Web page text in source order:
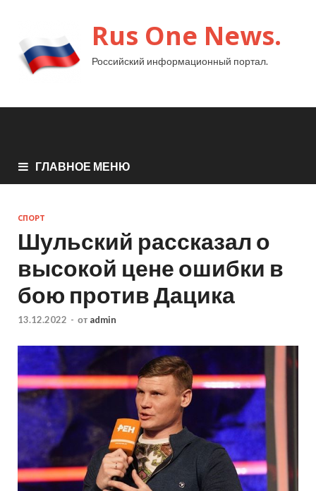
Rus One News.
Российский информационный портал.
ГЛАВНОЕ МЕНЮ
СПОРТ
Шульский рассказал о
высокой цене ошибки в
бою против Дацика
13.12.2022 - от admin